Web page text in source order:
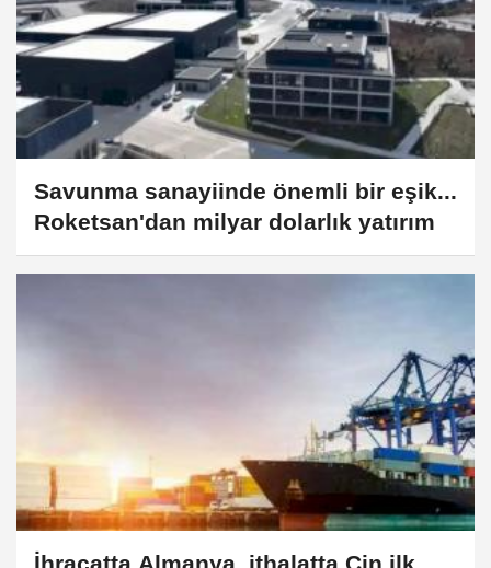
Savunma sanayiinde önemli bir eşik...
Roketsan'dan milyar dolarlık yatırım
İhracatta Almanya, ithalatta Çin ilk